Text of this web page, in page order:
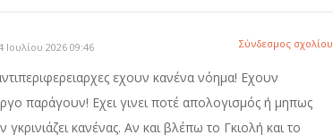
2026 09:46 Σύνδεσμος σχολίου
εχουν κανένα νόημα! Εχουν
παράγουν! Εχει γινει ποτέ απολογισμός ή μηπως
γκρινιάζει κανένας. Αν και βλέπω το Γκιολή και το